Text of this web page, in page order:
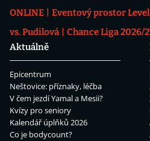
ONLINE
Eventový prostor
vs. Pudilová
Chance Liga 2026/
Aktuálně
Epicentrum
Neštovice: příznaky, léčba
V čem jezdí Yamal a Mesii?
Kvízy pro seniory
Kalendář úplňků 2026
Co je bodycount?